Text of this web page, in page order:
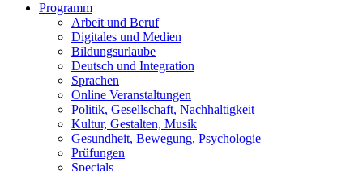
Programm
Arbeit und Beruf
Digitales und Medien
Bildungsurlaube
Deutsch und Integration
Sprachen
Online Veranstaltungen
Politik, Gesellschaft, Nachhaltigkeit
Kultur, Gestalten, Musik
Gesundheit, Bewegung, Psychologie
Prüfungen
Specials